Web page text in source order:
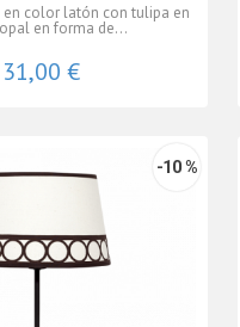
en color latón con tulipa en
en forma de...
31,00 €
-10 %